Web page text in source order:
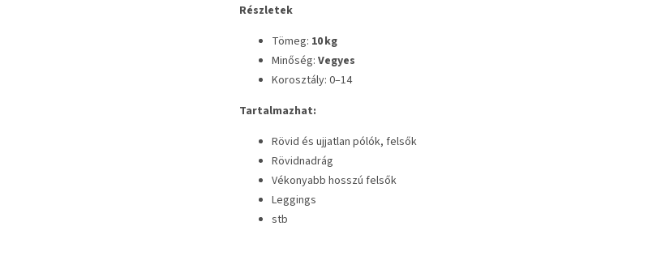
Részletek
Tömeg: 10 kg
Minőség: Vegyes
Korosztály: 0–14
Tartalmazhat:
Rövid és ujjatlan pólók, felsők
Rövidnadrág
Vékonyabb hosszú felsők
Leggings
stb